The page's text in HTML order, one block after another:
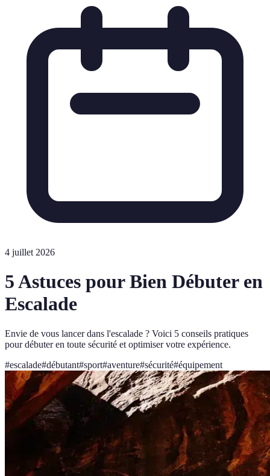
4 juillet 2026
5 Astuces pour Bien Débuter en
Escalade
Envie de vous lancer dans l'escalade ? Voici 5 conseils pratiques
pour débuter en toute sécurité et optimiser votre expérience.
#escalade#débutant#sport#aventure#sécurité#équipement